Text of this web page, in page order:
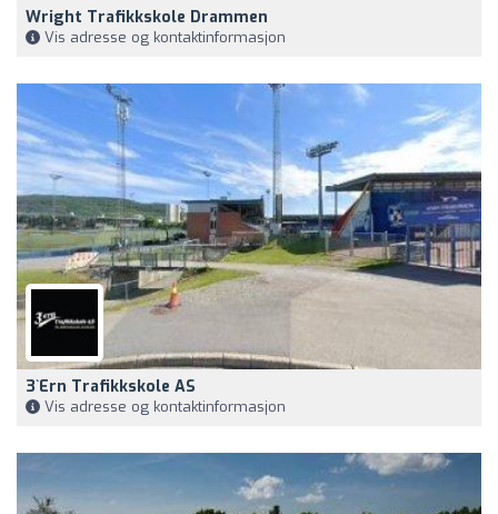
Wright Trafikkskole Drammen
Vis adresse og kontaktinformasjon
3`ern Trafikkskole AS
Vis adresse og kontaktinformasjon